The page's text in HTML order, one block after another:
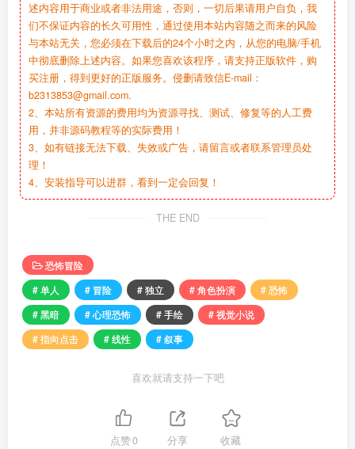
述内容用于商业或者非法用途，否则，一切后果请用户自负，我
们不保证内容的长久可用性，通过使用本站内容随之而来的风险
与本站无关，您必须在下载后的24个小时之内，从您的电脑/手机
中彻底删除上述内容。如果您喜欢该程序，请支持正版软件，购
买注册，得到更好的正版服务。侵删请致信E-mail：
b2313853@gmail.com.
2、本站所有资源的费用均为资源寻找、测试、修复等的人工费
用，并非源码教程等的实际费用！
3、如有链接无法下载、失效或广告，请留言或者联系管理员处
理！
4、安装指导可以进群，看到一定会回复！
THE END
恐怖冒险
# 单人
# 冒险 # 独立 # 角色扮演
# 恐怖
# 黑暗
# 心理恐怖 # 手绘
# 视觉小说
# 指向点击
# 线性 # 叙事
喜欢就请支持一下吧
点赞0 分享 收藏